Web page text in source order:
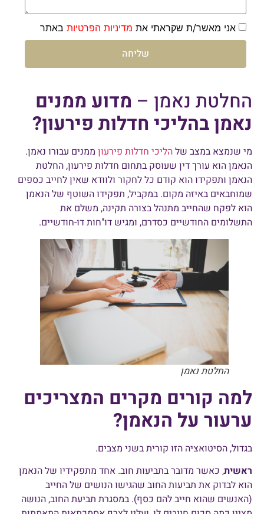
אני מאשר/ת שקראתי את מדיניות הפרטיות באתר
שליחה
החלטת נאמן – מדוע ממנים
נאמן בהליכי חדלות פירעון?
מי שנמצא במצב שלהליכי חדלות פירעון ממנים עבורו נאמן.
הנאמן הוא עורך דין שעוסק בתחום חדלות פירעון, החלטת
הנאמן ותפקידו הוא קודם כל לחקור ולוודא שאין לחייב כספים
שמוחבאים באיזה מקום. במקביל, תפקידו השוטף של הנאמן
הוא לפקח שהחייב מתנהל בצורה תקינה, משלם את
התשלומים החודשיים כסדרם, ומגיש דו"חות דו-חודשיים.
החלטת נאמן
למה קורים מקרים המצריכים
ערעור על הנאמן?
בגדול, הסיטואציה הזו קורית בשני מצבים.
ראשית, כאשר מדובר בתביעות חוב. אחד מתפקידיו של הנאמן
הוא לבדוק את תביעות החוב שהגישו הנושים של החייב
(האנשים שהוא חייב להם כסף). במסגרת תביעת החוב, הנושה